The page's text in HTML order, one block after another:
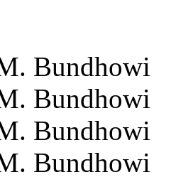
Bundhowi
Bundhowi
Bundhowi
Bundhowi